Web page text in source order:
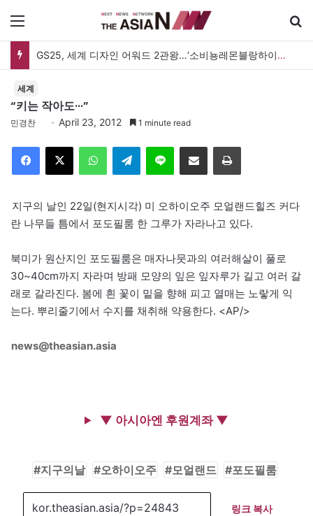
GS25, 세계 디자인 어워드 2관왕…‘소비뇽레몬블랑하이볼’ 디자인 경쟁력 인정
세계
“키는 작아도···”
민경찬 April 23, 2012 1 minute read
Telegram 이메일
지구의 날인 22일(현지시각) 미 오하이오주 모얼랜드힐즈 커다
란 나무들 틈에서 포도필룸 한 그루가 자라나고 있다.
북미가 원산지인 포도필룸은 매자나뭇과의 여러해살이 풀로
30~40cm까지 자라며 방패 모양의 잎은 잎자루가 길고 여러 갈
래로 갈라진다. 봄에 흰 꽃이 밑을 향해 피고 열매는 노랗게 익
는다. 뿌리줄기에서 수지를 채취해 약용한다. <AP/>
news@theasian.asia
▼ 아시아엔 후원계좌 ▼
지구의날 오하이오주 모얼랜드 포도필룸
링크 복사